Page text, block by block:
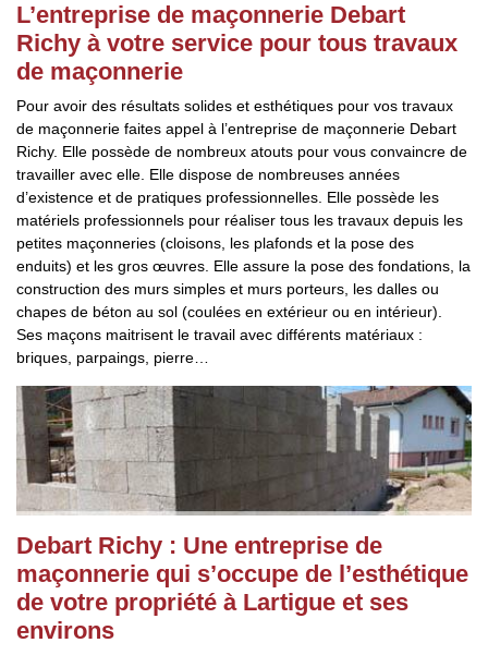
L’entreprise de maçonnerie Debart
Richy à votre service pour tous travaux
de maçonnerie
Pour avoir des résultats solides et esthétiques pour vos travaux
de maçonnerie faites appel à l’entreprise de maçonnerie Debart
Richy. Elle possède de nombreux atouts pour vous convaincre de
travailler avec elle. Elle dispose de nombreuses années
d’existence et de pratiques professionnelles. Elle possède les
matériels professionnels pour réaliser tous les travaux depuis les
petites maçonneries (cloisons, les plafonds et la pose des
enduits) et les gros œuvres. Elle assure la pose des fondations, la
construction des murs simples et murs porteurs, les dalles ou
chapes de béton au sol (coulées en extérieur ou en intérieur).
Ses maçons maitrisent le travail avec différents matériaux :
briques, parpaings, pierre…
Debart Richy : Une entreprise de
maçonnerie qui s’occupe de l’esthétique
de votre propriété à Lartigue et ses
environs